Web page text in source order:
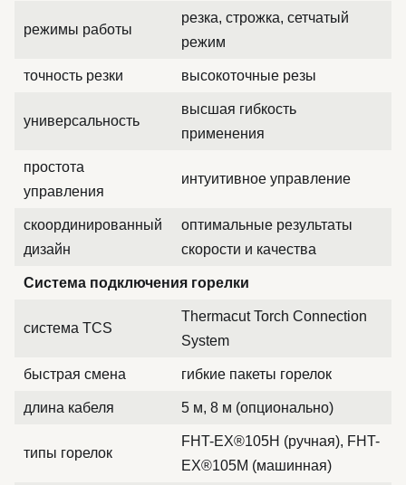
режимы работы
резка, строжка, сетчатый
режим
точность резки высокоточные резы
универсальность
высшая гибкость
применения
простота
управления
интуитивное управление
скоординированный
дизайн
оптимальные результаты
скорости и качества
Система подключения горелки
система TCS
Thermacut Torch Connection
System
быстрая смена гибкие пакеты горелок
длина кабеля 5 м, 8 м (опционально)
типы горелок
FHT-EX®105H (ручная), FHT-
EX®105M (машинная)